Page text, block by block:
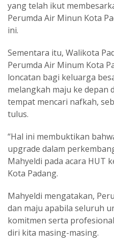
yang telah ikut
Perumda Air Minun Kota
ini.
Sementara itu, Walikota
Perumda Air Minum Kota
loncatan bagi keluarga
melangkah maju ke depan
tempat mencari nafkah,
tulus.
“Hal ini membuktikan
upgrade dalam
Mahyeldi pada acara HUT
Kota Padang.
Mahyeldi mengatakan,
dan maju apabila seluruh
komitmen serta
diri kita masing-masing.